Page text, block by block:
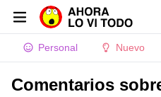
Personal Nuevo
Comentarios